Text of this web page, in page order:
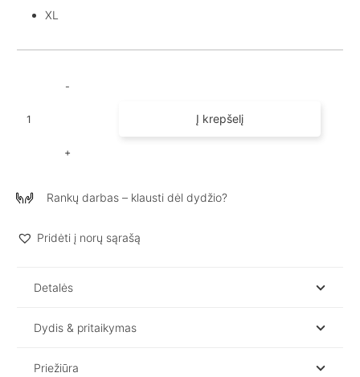
XL
rankovėmis
KOPA
Į krepšelį
Rankų darbas – klausti dėl dydžio?
Pridėti į norų sąrašą
Detalės
Dydis & pritaikymas
Priežiūra